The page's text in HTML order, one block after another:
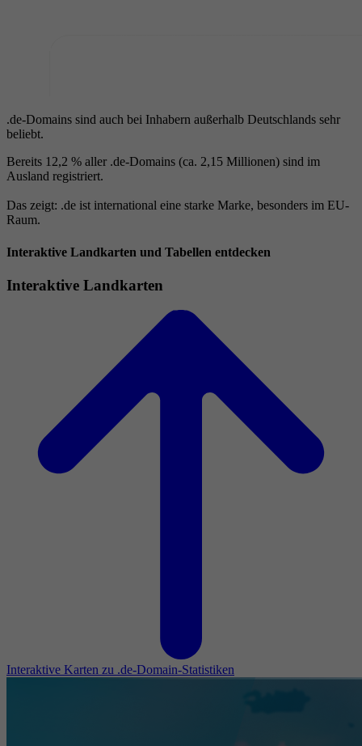
.de-Domains sind auch bei Inhabern außerhalb Deutschlands sehr
beliebt.
Bereits 12,2 % aller .de-Domains (ca. 2,15 Millionen) sind im
Ausland registriert.
Das zeigt: .de ist international eine starke Marke, besonders im EU-
Raum.
Interaktive Landkarten und Tabellen entdecken
Interaktive Landkarten
Interaktive Karten zu .de-Domain-Statistiken